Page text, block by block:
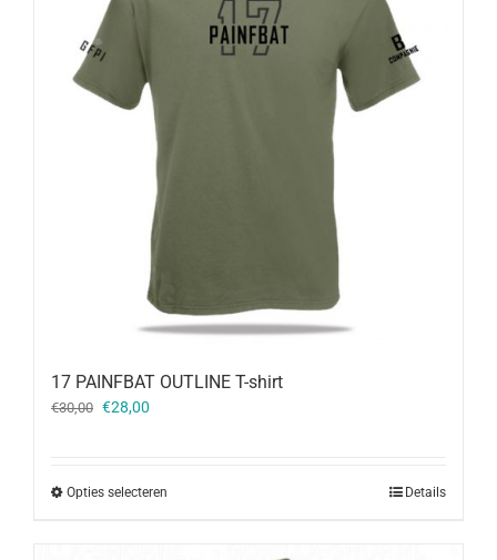
17 PAINFBAT OUTLINE T-shirt
€30,00 Oorspronkelijke
€28,00
Opties selecteren Details